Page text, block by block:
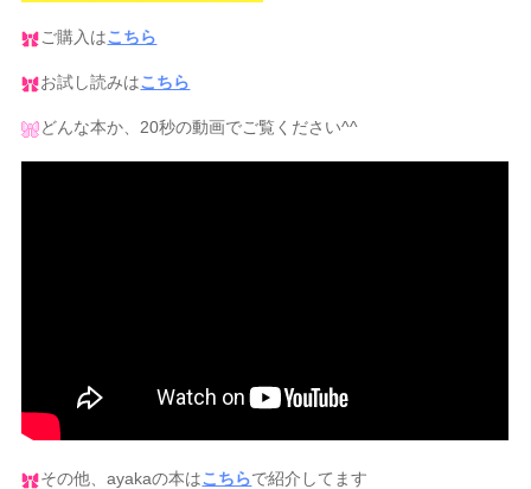
ご購入はこちら
お試し読みはこちら
どんな本か、20秒の動画でご覧ください^^
その他、ayakaの本はこちらで紹介してます